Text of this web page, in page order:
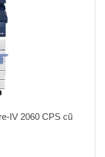
IV 2060 CPS cũ
Hàng chính hãng ,